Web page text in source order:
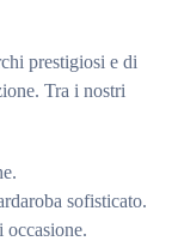
prestigiosi e di
Tra i nostri
sofisticato.
occasione.